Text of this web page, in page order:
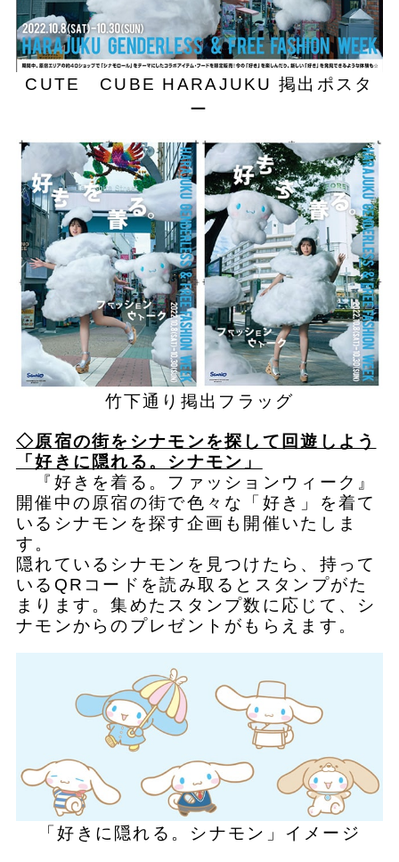
CUTE CUBE HARAJUKU 掲出ポスタ
ー
竹下通り掲出フラッグ
◇原宿の街をシナモンを探して回遊しよう
「好きに隠れる。シナモン」
『好きを着る。ファッションウィーク』
開催中の原宿の街で色々な「好き」を着て
いるシナモンを探す企画も開催いたしま
す。
隠れているシナモンを見つけたら、持って
いるQRコードを読み取るとスタンプがた
まります。集めたスタンプ数に応じて、シ
ナモンからのプレゼントがもらえます。
「好きに隠れる。シナモン」イメージ